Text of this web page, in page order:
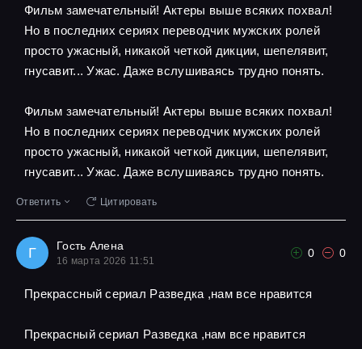
Фильм замечательный! Актеры выше всяких похвал!
Но в последних сериях переводчик мужских ролей
просто ужасный, никакой четкой дикции, шепелявит,
гнусавит... Ужас. Даже вслушиваясь трудно понять.
Фильм замечательный! Актеры выше всяких похвал!
Но в последних сериях переводчик мужских ролей
просто ужасный, никакой четкой дикции, шепелявит,
гнусавит... Ужас. Даже вслушиваясь трудно понять.
Ответить Цитировать
Г Гость Алена
16 марта 2026 11:51
0 0
Прекрассный сериал Разведка ,нам все нравится
Прекрасный сериал Разведка ,нам все нравится